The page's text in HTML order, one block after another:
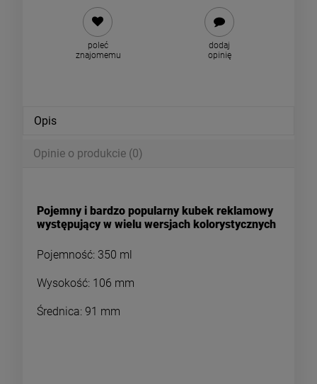
poleć
znajomemu
dodaj
opinię
Opis
Opinie o produkcie (0)
Pojemny i bardzo popularny kubek reklamowy
występujący w wielu wersjach kolorystycznych
Pojemność: 350 ml
Wysokość: 106 mm
Średnica: 91 mm